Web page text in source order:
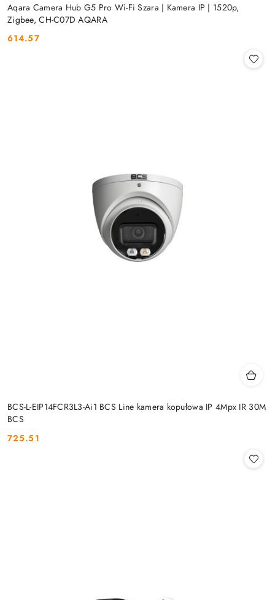
Aqara Camera Hub G5 Pro Wi-Fi Szara | Kamera IP | 1520p,
Zigbee, CH-C07D AQARA
Cena:
614.57
BCS-L-EIP14FCR3L3-Ai1 BCS Line kamera kopułowa IP 4Mpx IR 30M
BCS
Cena:
725.51